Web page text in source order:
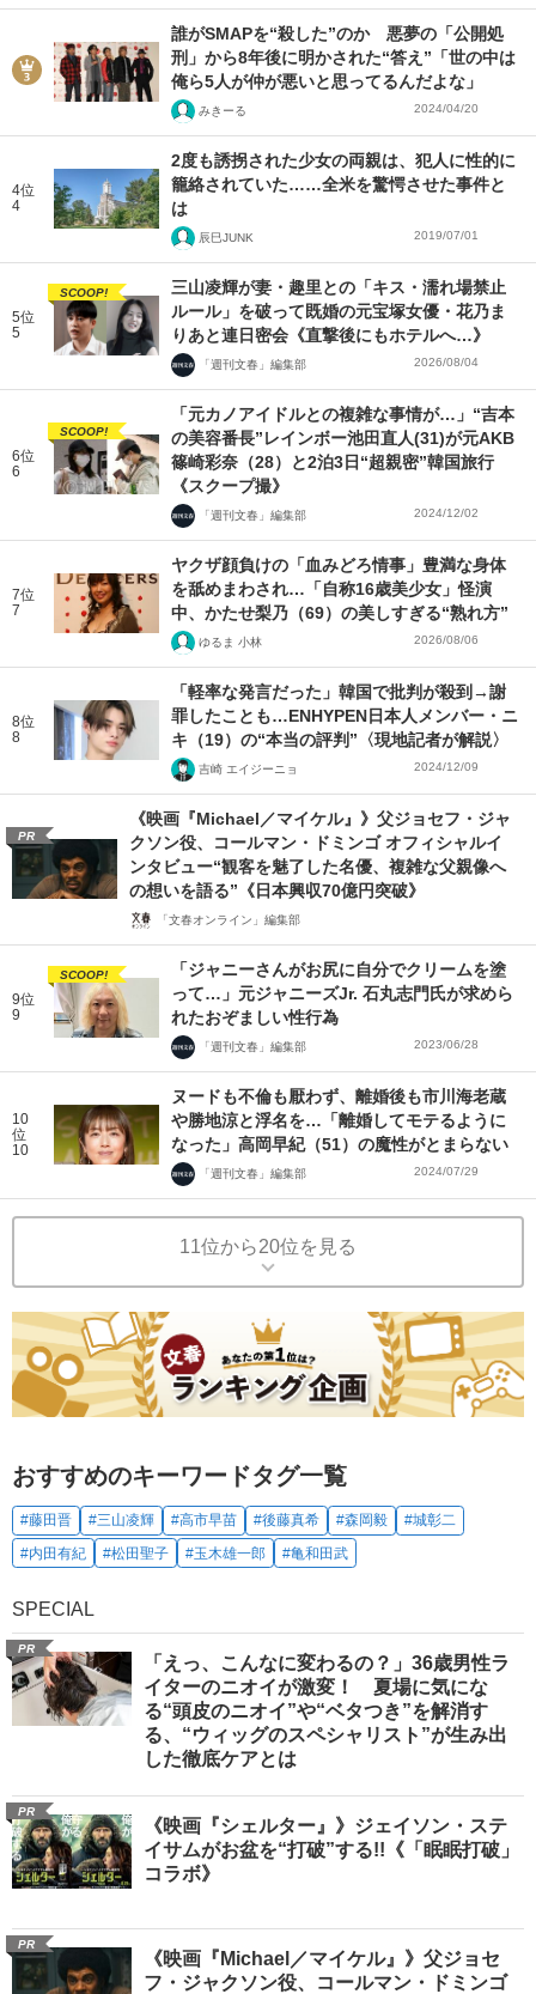
誰がSMAPを“殺した”のか 悪夢の「公開処
刑」から8年後に明かされた“答え”「世の中は
俺ら5人が仲が悪いと思ってるんだよな」
みきーる 2024/04/20
4位
4
2度も誘拐された少女の両親は、犯人に性的に
籠絡されていた……全米を驚愕させた事件と
は
辰巳JUNK 2019/07/01
5位
5
SCOOP!
三山凌輝が妻・趣里との「キス・濡れ場禁止
ルール」を破って既婚の元宝塚女優・花乃ま
りあと連日密会《直撃後にもホテルへ…》
「週刊文春」編集部 2026/08/04
6位
6
SCOOP!
「元カノアイドルとの複雑な事情が…」“吉本
の美容番長”レインボー池田直人(31)が元AKB
篠崎彩奈（28）と2泊3日“超親密”韓国旅行
《スクープ撮》
「週刊文春」編集部 2024/12/02
7位
7
ヤクザ顔負けの「血みどろ情事」豊満な身体
を舐めまわされ…「自称16歳美少女」怪演
中、かたせ梨乃（69）の美しすぎる“熟れ方”
ゆるま 小林 2026/08/06
8位
8
「軽率な発言だった」韓国で批判が殺到→謝
罪したことも…ENHYPEN日本人メンバー・ニ
キ（19）の“本当の評判”〈現地記者が解説〉
吉崎 エイジーニョ 2024/12/09
PR
《映画『Michael／マイケル』》父ジョセフ・ジャ
クソン役、コールマン・ドミンゴ オフィシャルイ
ンタビュー“観客を魅了した名優、複雑な父親像へ
の想いを語る”《日本興収70億円突破》
「文春オンライン」編集部
9位
9
SCOOP!
「ジャニーさんがお尻に自分でクリームを塗
って…」元ジャニーズJr. 石丸志門氏が求めら
れたおぞましい性行為
「週刊文春」編集部 2023/06/28
10
位
10
ヌードも不倫も厭わず、離婚後も市川海老蔵
や勝地涼と浮名を…「離婚してモテるように
なった」高岡早紀（51）の魔性がとまらない
「週刊文春」編集部 2024/07/29
11位から20位を見る
おすすめのキーワードタグ一覧
#藤田晋 #三山凌輝 #高市早苗 #後藤真希 #森岡毅
#城彰二
#内田有紀
#松田聖子 #玉木雄一郎 #亀和田武
SPECIAL
PR
「えっ、こんなに変わるの？」36歳男性ラ
イターのニオイが激変！ 夏場に気にな
る“頭皮のニオイ”や“ベタつき”を解消す
る、“ウィッグのスペシャリスト”が生み出
した徹底ケアとは
PR
《映画『シェルター』》ジェイソン・ステ
イサムがお盆を“打破”する!!《「眠眠打破」
コラボ》
PR
《映画『Michael／マイケル』》父ジョセ
フ・ジャクソン役、コールマン・ドミンゴ